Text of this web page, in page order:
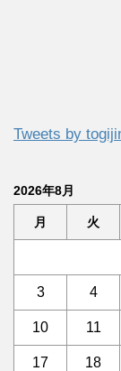
Tweets by
2026年8月
月 火
3 4
10 11
17 18